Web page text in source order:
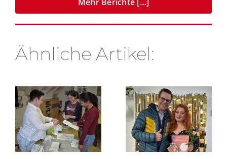
Mehr Berichte […]
Ähnliche Artikel: